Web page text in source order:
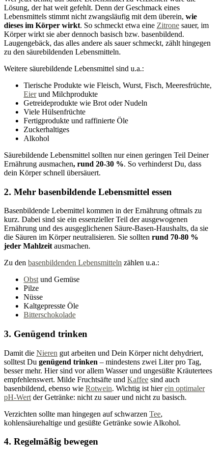
Lösung, der hat weit gefehlt. Denn der Geschmack eines
Lebensmittels stimmt nicht zwangsläufig mit dem überein, wie
dieses im Körper wirkt. So schmeckt etwa eine Zitrone sauer, im
Körper wirkt sie aber dennoch basisch bzw. basenbildend.
Laugengebäck, das alles andere als sauer schmeckt, zählt hingegen
zu den säurebildenden Lebensmitteln.
Weitere säurebildende Lebensmittel sind u.a.:
Tierische Produkte wie Fleisch, Wurst, Fisch, Meeresfrüchte,
Eierund Milchprodukte
Getreideprodukte wie Brot oder Nudeln
Viele Hülsenfrüchte
Fertigprodukte und raffinierte Öle
Zuckerhaltiges
Alkohol
Säurebildende Lebensmittel sollten nur einen geringen Teil Deiner
Ernährung ausmachen, rund 20-30 %. So verhinderst Du, dass
dein Körper schnell übersäuert.
2. Mehr basenbildende Lebensmittel essen
Basenbildende Lebemittel kommen in der Ernährung oftmals zu
kurz. Dabei sind sie ein essenzieller Teil der ausgewogenen
Ernährung und des ausgeglichenen Säure-Basen-Haushalts, da sie
die Säuren im Körper neutralisieren. Sie sollten rund 70-80 %
jeder Mahlzeit ausmachen.
Zu den basenbildenden Lebensmitteln zählen u.a.:
Obst und Gemüse
Pilze
Nüsse
Kaltgepresste Öle
Bitterschokolade
3. Genügend trinken
Damit die Nieren gut arbeiten und Dein Körper nicht dehydriert,
solltest Du genügend trinken – mindestens zwei Liter pro Tag,
besser mehr. Hier sind vor allem Wasser und ungesüßte Kräutertees
empfehlenswert. Milde Fruchtsäfte und Kaffee sind auch
basenbildend, ebenso wie Rotwein. Wichtig ist hierein optimaler
pH-Wert der Getränke: nicht zu sauer und nicht zu basisch.
Verzichten sollte man hingegen auf schwarzen Tee,
kohlensäurehaltige und gesüßte Getränke sowie Alkohol.
4. Regelmäßig bewegen